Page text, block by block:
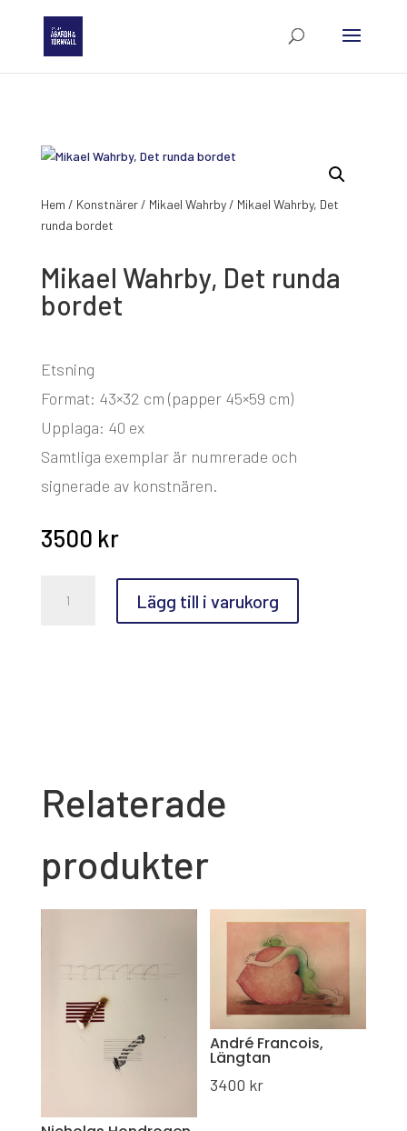
Hem / Konstnärer/ Mikael Wahrby/ Mikael Wahrby, Det
runda bordet
Mikael Wahrby, Det runda
bordet
Etsning
Format: 43×32 cm (papper 45×59 cm)
Upplaga: 40 ex
Samtliga exemplar är numrerade och
signerade av konstnären.
3500 kr
Wahrby,
Lägg till i varukorg
Relaterade
produkter
André Francois,
Längtan
3400 kr